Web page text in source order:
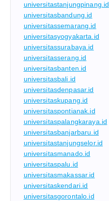
universitastanjungpinang.id
universitasbandung.id
universitassemarang.id
universitasyogyakarta.id
universitassurabaya.id
universitasserang.id
universitasbanten.id
universitasbali.id
universitasdenpasar.id
universitaskupang.id
universitaspontianak.id
universitaspalangkaraya.id
universitasbanjarbaru.id
universitastanjungselor.id
universitasmanado.id
universitaspalu.id
universitasmakassar.id
universitaskendari.id
universitasgorontalo.id